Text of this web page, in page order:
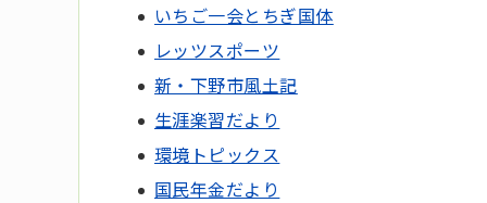
いちご一会とちぎ国体
レッツスポーツ
新・下野市風土記
生涯楽習だより
環境トピックス
国民年金だより